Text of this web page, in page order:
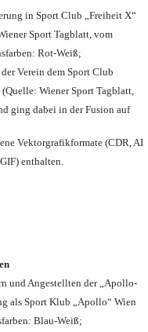
in Sport Club „Freiheit X“
Sport Tagblatt, vom
Rot-Weiß;
Verein dem Sport Club
(Quelle: Wiener Sport Tagblatt,
ging dabei in der Fusion auf
Vektorgrafikformate (CDR, AI
enthalten.
und Angestellten der „Apollo-
als Sport Klub „Apollo“ Wien
Blau-Weiß;